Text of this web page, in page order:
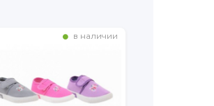
в наличии